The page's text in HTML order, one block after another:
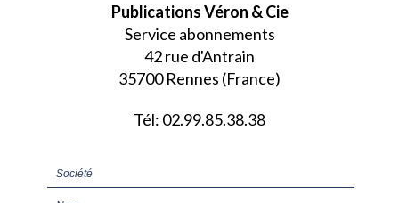
Publications Véron & Cie
Service abonnements
42 rue d'Antrain
35700 Rennes (France)
Tél: 02.99.85.38.38